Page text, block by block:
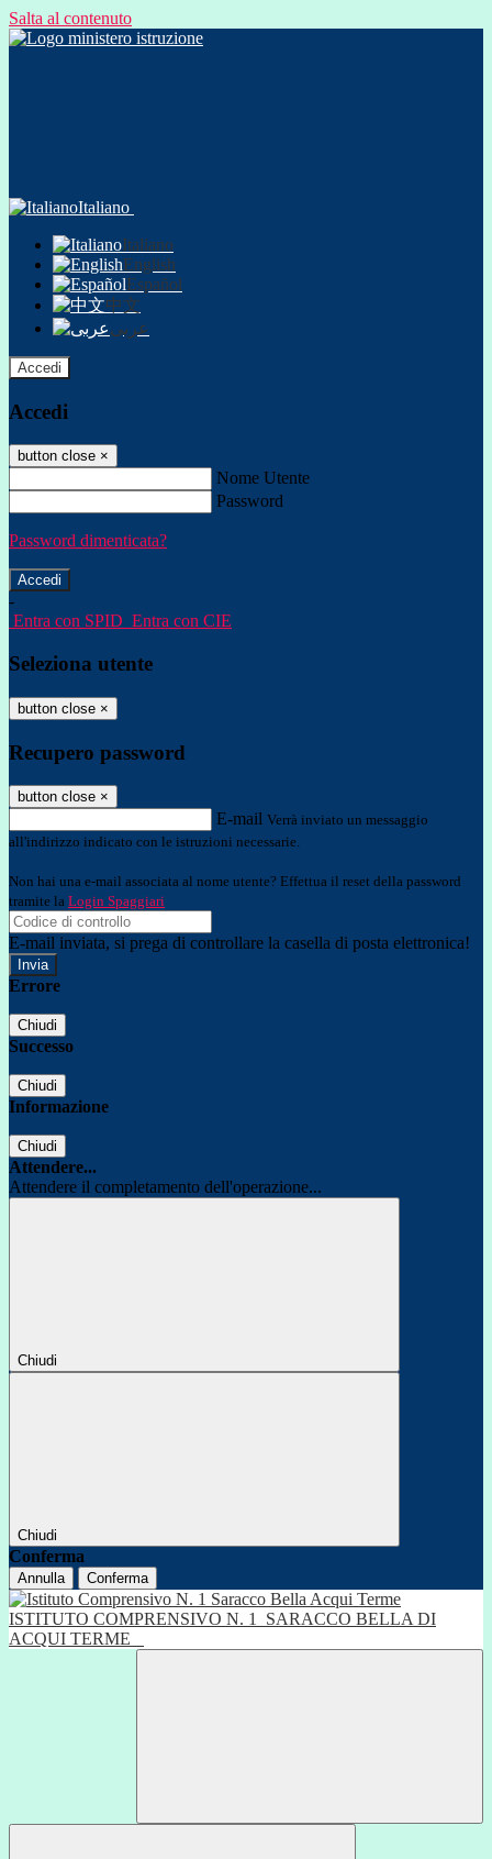
Salta al contenuto
Italiano
Italiano
English
Español
中文
عربى
Accedi
Accedi
button close ×
Nome Utente
Password
Password dimenticata?
-
Entra con SPID Entra con CIE
Seleziona utente
button close ×
Recupero password
button close ×
E-mail Verrà inviato un messaggio
all'indirizzo indicato con le istruzioni necessarie.
Non hai una e-mail associata al nome utente? Effettua il reset della password
tramite la Login Spaggiari
E-mail inviata, si prega di controllare la casella di posta elettronica!
Errore
Chiudi
Successo
Chiudi
Informazione
Chiudi
Attendere...
Attendere il completamento dell'operazione...
Chiudi
Chiudi
Conferma
Annulla Conferma
ISTITUTO COMPRENSIVO N. 1
SARACCO BELLA DI
ACQUI TERME